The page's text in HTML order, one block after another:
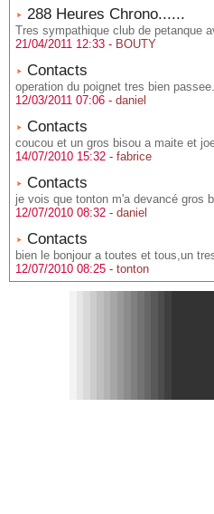
288 Heures Chrono......
Tres sympathique club de petanque
21/04/2011 12:33 - BOUTY
Contacts
operation du poignet tres bien
12/03/2011 07:06 - daniel
Contacts
coucou et un gros bisou a maite et
14/07/2010 15:32 - fabrice
Contacts
je vois que tonton m'a devancé gros
12/07/2010 08:32 - daniel
Contacts
bien le bonjour a toutes et tous,un
12/07/2010 08:25 - tonton